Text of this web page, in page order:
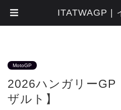
MotoGP
2026ハンガリーGP
ザルト】
ITATWAGP |